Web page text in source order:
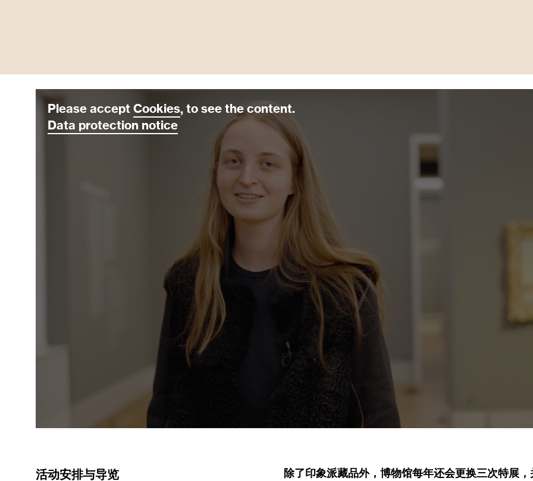
Please accept Cookies, to see the content.
Data protection notice
活动安排与导览 除了印象派藏品外，博物馆每年还会更换三次特展